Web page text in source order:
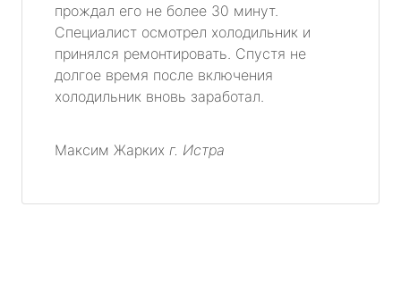
прождал его не более 30 минут.
Специалист осмотрел холодильник и
принялся ремонтировать. Спустя не
долгое время после включения
холодильник вновь заработал.
Максим Жарких г. Истра